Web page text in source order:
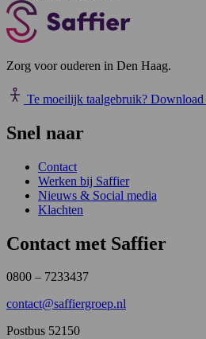
Zorg voor ouderen in Den Haag.
Te moeilijk taalgebruik? Download
Snel naar
Contact
Werken bij Saffier
Nieuws & Social media
Klachten
Contact met Saffier
0800 – 7233437
contact@saffiergroep.nl
Postbus 52150